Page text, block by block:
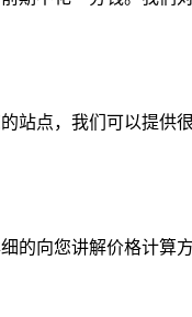
站点，我们可以提供
的向您讲解价格计算